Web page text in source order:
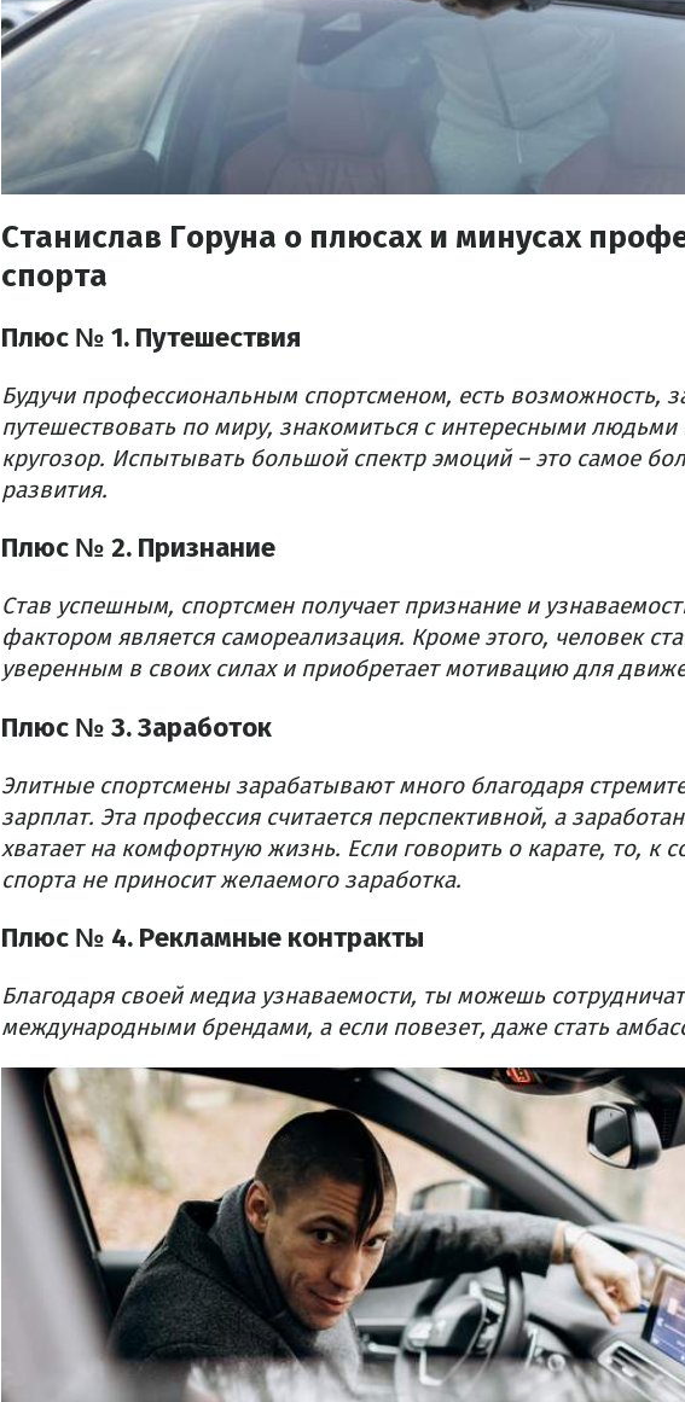
Станислав Горуна о плюсах и минусах
спорта
Плюс № 1. Путешествия
Будучи профессиональным спортсменом, есть возможность,
путешествовать по миру, знакомиться с интересными
кругозор. Испытывать большой спектр эмоций – это самое
развития.
Плюс № 2. Признание
Став успешным, спортсмен получает признание и
фактором является самореализация. Кроме этого, человек
уверенным в своих силах и приобретает мотивацию для
Плюс № 3. Заработок
Элитные спортсмены зарабатывают много благодаря
зарплат. Эта профессия считается перспективной, а
хватает на комфортную жизнь. Если говорить о карате, то, к
спорта не приносит желаемого заработка.
Плюс № 4. Рекламные контракты
Благодаря своей медиа узнаваемости, ты можешь
международными брендами, а если повезет, даже стать